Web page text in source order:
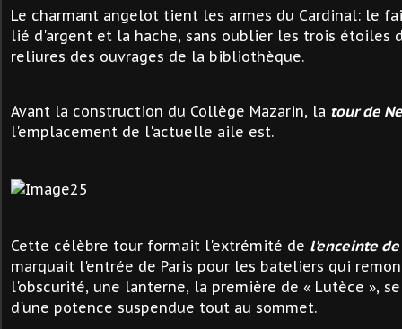
Le charmant angelot tient les armes du Cardinal: le
lié d'argent et la hache, sans oublier les trois étoiles
reliures des ouvrages de la bibliothèque.
Avant la construction du Collège Mazarin, la tour de
l'emplacement de l'actuelle aile est.
Cette célèbre tour formait l'extrémité de l'enceinte
marquait l'entrée de Paris pour les bateliers qui
l'obscurité, une lanterne, la première de « Lutèce »,
d'une potence suspendue tout au sommet.